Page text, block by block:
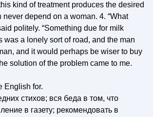
kind of treatment produces the desired
never depend on a woman. 4. “What
politely. “Something due for milk
was a lonely sort of road, and the man
and it would perhaps be wiser to buy
solution of the problem came to me.
English for.
стихов; вся беда в том, что
в газету; рекомендовать в